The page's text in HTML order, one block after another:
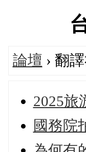
論壇 › 翻
2025旅
國務院